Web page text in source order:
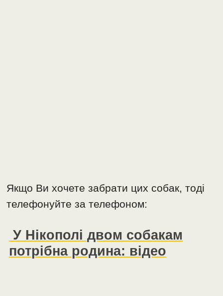
Якщо Ви хочете забрати цих собак, тоді
телефонуйте за телефоном:
У Нікополі двом собакам
потрібна родина: відео